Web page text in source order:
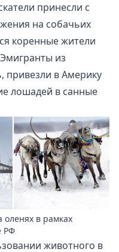
принесли с
на собачьих
коренные жители
из
привезли в Америку
лошадей в санные
оленях в рамках
РФ
животного в